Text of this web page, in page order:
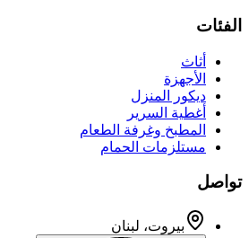
الفئات
أثاث
الأجهزة
ديكور المنزل
أغطية السرير
المطبخ وغرفة الطعام
مستلزمات الحمام
تواصل
بيروت، لبنان